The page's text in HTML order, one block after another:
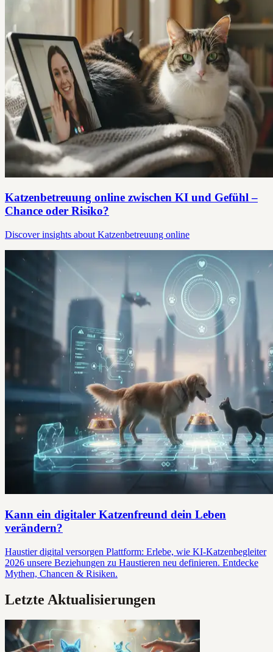
Katzenbetreuung online zwischen KI und Gefühl –
Chance oder Risiko?
Discover insights about Katzenbetreuung online
Kann ein digitaler Katzenfreund dein Leben
verändern?
Haustier digital versorgen Plattform: Erlebe, wie KI-Katzenbegleiter
2026 unsere Beziehungen zu Haustieren neu definieren. Entdecke
Mythen, Chancen & Risiken.
Letzte Aktualisierungen